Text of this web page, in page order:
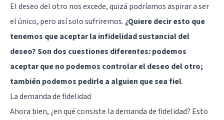
El deseo del otro nos excede, quizá podríamos aspirar a ser
el único, pero así solo sufriremos. ¿Quiere decir esto que
tenemos que aceptar la infidelidad sustancial del
deseo? Son dos cuestiones diferentes: podemos
aceptar que no podemos controlar el deseo del otro;
también podemos pedirle a alguien que sea fiel.
La demanda de fidelidad
Ahora bien, ¿en qué consiste la demanda de fidelidad? Esto